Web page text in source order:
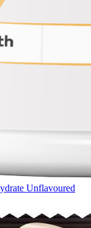
Unflavoured